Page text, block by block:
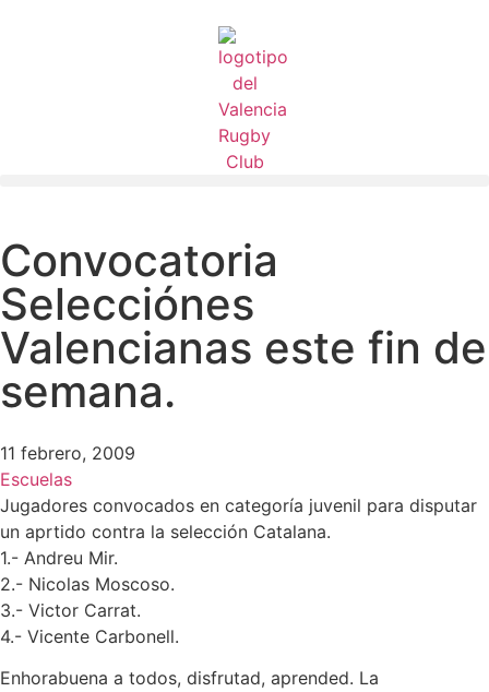
Convocatoria
Selecciónes
Valencianas este fin de
semana.
11 febrero, 2009
Escuelas
Jugadores convocados en categoría juvenil para disputar
un aprtido contra la selección Catalana.
1.- Andreu Mir.
2.- Nicolas Moscoso.
3.- Victor Carrat.
4.- Vicente Carbonell.
Enhorabuena a todos, disfrutad, aprended. La